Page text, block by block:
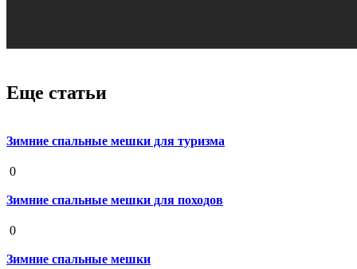
Еще статьи
Зимние спальные мешки для туризма
0
Зимние спальные мешки для походов
0
Зимние спальные мешки